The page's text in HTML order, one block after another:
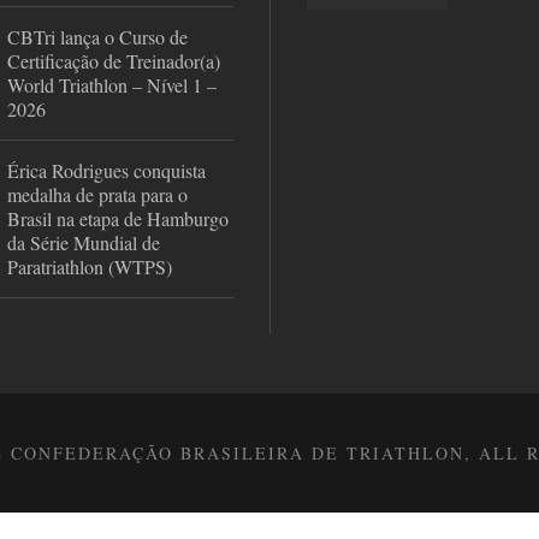
CBTri lança o Curso de
Certificação de Treinador(a)
World Triathlon – Nível 1 –
2026
Érica Rodrigues conquista
medalha de prata para o
Brasil na etapa de Hamburgo
da Série Mundial de
Paratriathlon (WTPS)
CONFEDERAÇÃO BRASILEIRA DE TRIATHLON, ALL